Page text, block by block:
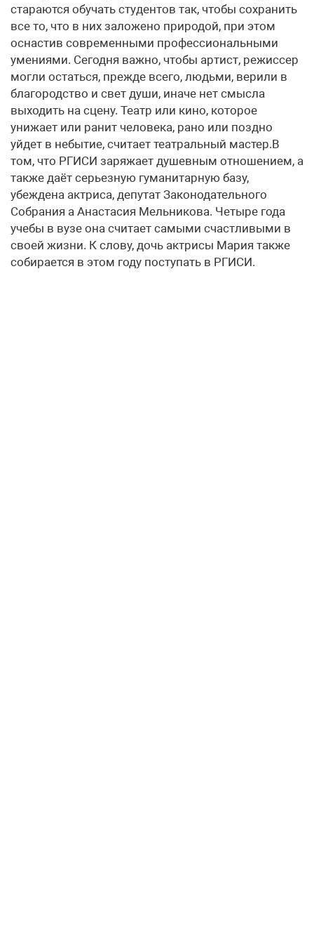
стараются обучать студентов так, чтобы сохранить
все то, что в них заложено природой, при этом
оснастив современными профессиональными
умениями. Сегодня важно, чтобы артист, режиссер
могли остаться, прежде всего, людьми, верили в
благородство и свет души, иначе нет смысла
выходить на сцену. Театр или кино, которое
унижает или ранит человека, рано или поздно
уйдет в небытие, считает театральный мастер.В
том, что РГИСИ заряжает душевным отношением, а
также даёт серьезную гуманитарную базу,
убеждена актриса, депутат Законодательного
Собрания а Анастасия Мельникова. Четыре года
учебы в вузе она считает самыми счастливыми в
своей жизни. К слову, дочь актрисы Мария также
собирается в этом году поступать в РГИСИ.